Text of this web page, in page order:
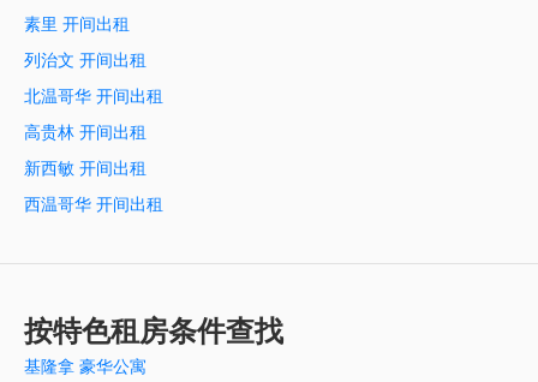
素里 开间出租
列治文 开间出租
北温哥华 开间出租
高贵林 开间出租
新西敏 开间出租
西温哥华 开间出租
按特色租房条件查找
基隆拿 豪华公寓